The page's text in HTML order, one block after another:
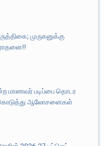
முருகனுக்கு
மாணவர் படிப்பை தொடர
கொடுத்து ஆலோசனைகள்